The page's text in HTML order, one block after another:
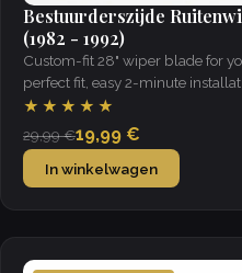
Bestuurderszijde
(1982 - 1992)
Custom-fit 28" wiper blade for
perfect fit, easy 2-minute
weather.
★★★★★
29,99 €19,99 €
In winkelwagen